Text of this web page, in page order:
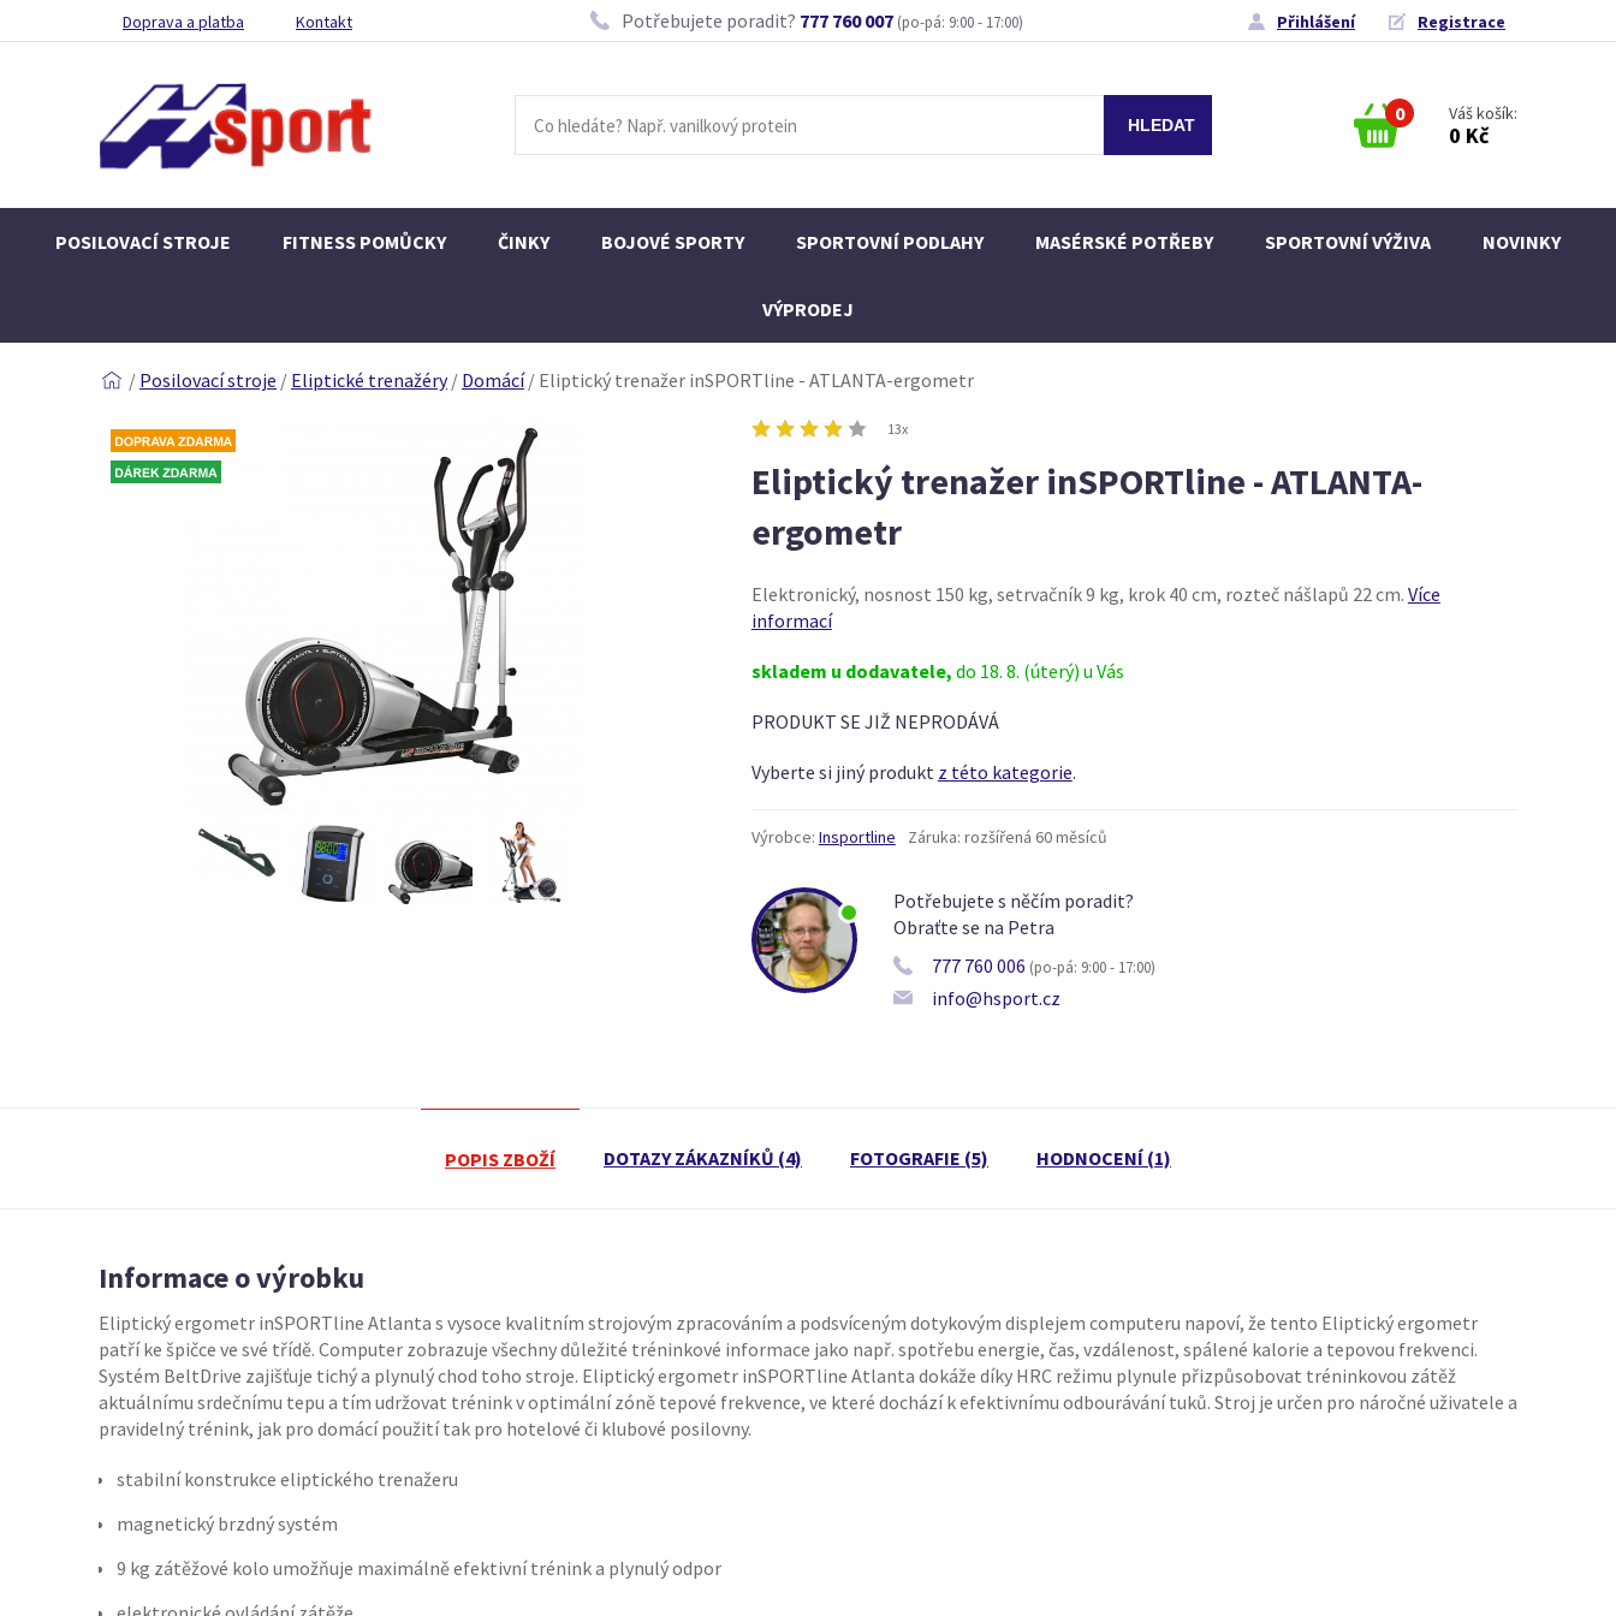
Doprava a platba Kontakt Potřebujete poradit? 777 760 007 (po-pá: 9:00 - 17:00) Přihlášení Registrace
0 Váš košík:
0 Kč
POSILOVACÍ STROJE FITNESS POMŮCKY ČINKY BOJOVÉ SPORTY SPORTOVNÍ PODLAHY MASÉRSKÉ POTŘEBY SPORTOVNÍ VÝŽIVA NOVINKY
VÝPRODEJ
/ Posilovací stroje / Eliptické trenažéry / Domácí / Eliptický trenažer inSPORTline - ATLANTA-ergometr
13x
Eliptický trenažer inSPORTline - ATLANTA-
ergometr
Elektronický, nosnost 150 kg, setrvačník 9 kg, krok 40 cm, rozteč nášlapů 22 cm. Více
informací
skladem u dodavatele, do 18. 8. (úterý) u Vás
PRODUKT SE JIŽ NEPRODÁVÁ
Vyberte si jiný produkt z této kategorie.
Výrobce: Insportline Záruka: rozšířená 60 měsíců
Potřebujete s něčím poradit?
Obraťte se na Petra
777 760 006 (po-pá: 9:00 - 17:00)
info@hsport.cz
POPIS ZBOŽÍ DOTAZY ZÁKAZNÍKŮ (4) FOTOGRAFIE (5) HODNOCENÍ (1)
Informace o výrobku
Eliptický ergometr inSPORTline Atlanta s vysoce kvalitním strojovým zpracováním a podsvíceným dotykovým displejem computeru napoví, že tento Eliptický ergometr
patří ke špičce ve své třídě. Computer zobrazuje všechny důležité tréninkové informace jako např. spotřebu energie, čas, vzdálenost, spálené kalorie a tepovou frekvenci.
Systém BeltDrive zajišťuje tichý a plynulý chod toho stroje. Eliptický ergometr inSPORTline Atlanta dokáže díky HRC režimu plynule přizpůsobovat tréninkovou zátěž
aktuálnímu srdečnímu tepu a tím udržovat trénink v optimální zóně tepové frekvence, ve které dochází k efektivnímu odbourávání tuků. Stroj je určen pro náročné uživatele a
pravidelný trénink, jak pro domácí použití tak pro hotelové či klubové posilovny.
stabilní konstrukce eliptického trenažeru
magnetický brzdný systém
9 kg zátěžové kolo umožňuje maximálně efektivní trénink a plynulý odpor